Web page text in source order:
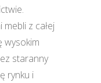
z całej
wysokim
staranny
rynku i